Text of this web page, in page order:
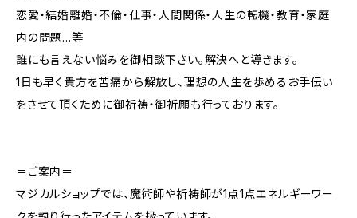
恋愛・結婚離婚・不倫・仕事・人間関係・人生の転機・教育・家庭
内の問題…等
誰にも言えない悩みを御相談下さい。解決へと導きます。
1日も早く貴方を苦痛から解放し、理想の人生を歩めるお手伝い
をさせて頂くために御祈祷・御祈願も行っております。
＝ご案内＝
マジカルショップでは、魔術師や祈祷師が1点1点エネルギーワー